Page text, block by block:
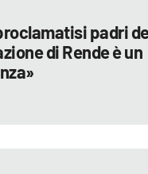
padri
di Rende è un